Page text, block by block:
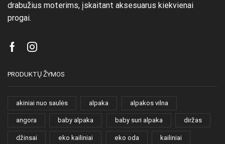
drabužius moterims, įskaitant aksesuarus kiekvienai
progai.
FacebookInstagram
PRODUKTŲ ŽYMOS
akiniai nuo saulės alpaka alpakos vilna
angora baby alpaka baby suri alpaka diržas
džinsai eko kailiniai eko oda kailiniai